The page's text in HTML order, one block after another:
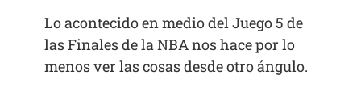
Lo acontecido en medio del Juego 5 de
las Finales de la NBA nos hace por lo
menos ver las cosas desde otro ángulo.